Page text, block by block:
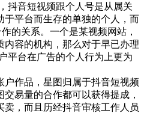
抖音短视频跟个人号是从属关
于平台而生存的单独的个人，而
的关系。一个是某视频网站，
容的机构，那么对于早已办理
平台在广告的个人行为上更为
作品，星图归属于抖音短视频
易量的合作都可以获得提成，
卖，而且历经抖音审核工作人员